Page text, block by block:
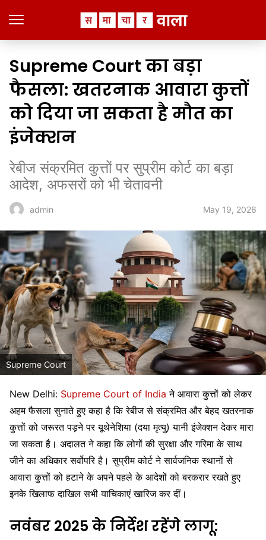
Supreme Court का बड़ा
फैसला: खतरनाक आवारा कुत्तों
को दिया जा सकता है मौत का
इंजेक्शन
रेबीज संक्रमित कुत्तों पर सुप्रीम कोर्ट का बड़ा
आदेश, अफसरों को भी चेतावनी
admin May 19, 2026
Supreme Court
New Delhi: Supreme Court of India ने आवारा कुत्तों को लेकर
अहम फैसला सुनाते हुए कहा है कि रेबीज से संक्रमित और बेहद खतरनाक
कुत्तों को जरूरत पड़ने पर यूथेनेशिया (दया मृत्यु) यानी इंजेक्शन देकर मारा
जा सकता है। अदालत ने कहा कि लोगों की सुरक्षा और गरिमा के साथ
जीने का अधिकार सर्वोपरि है। सुप्रीम कोर्ट ने सार्वजनिक स्थानों से
आवारा कुत्तों को हटाने के अपने पहले के आदेशों को बरकरार रखते हुए
इनके खिलाफ दाखिल सभी याचिकाएं खारिज कर दीं।
नवंबर 2025 के निर्देश रहेंगे लागू: